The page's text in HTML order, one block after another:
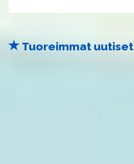
Tuoreimmat uutiset